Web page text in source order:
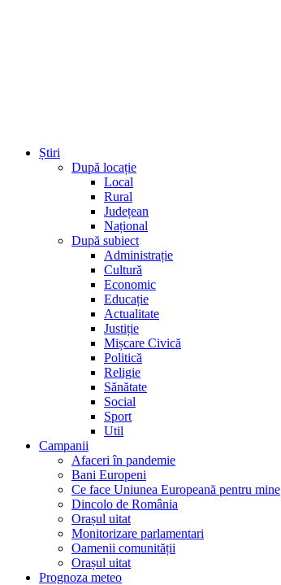
Știri
După locație
Local
Rural
Județean
Național
După subiect
Administrație
Cultură
Economic
Educație
Actualitate
Justiție
Mișcare Civică
Politică
Religie
Sănătate
Social
Sport
Util
Campanii
Afaceri în pandemie
Bani Europeni
Ce face Uniunea Europeană pentru mine
Dincolo de România
Orașul uitat
Monitorizare parlamentari
Oamenii comunității
Orașul uitat
Prognoza meteo